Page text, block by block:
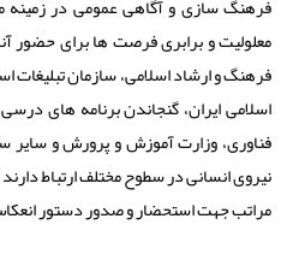
فرهنگ سازی و آگاهی عمومی در زمینه
معلولیت و برابری فرصت ها برای حضور
فرهنگ و ارشاد اسلامی، سازمان تبلیغات
اسلامی ایران، گنجاندن برنامه های
فناوری، وزارت آموزش و پرورش و سایر
نیروی انسانی در سطوح مختلف ارتباط دارند
مراتب جهت استحضار و صدور دستور